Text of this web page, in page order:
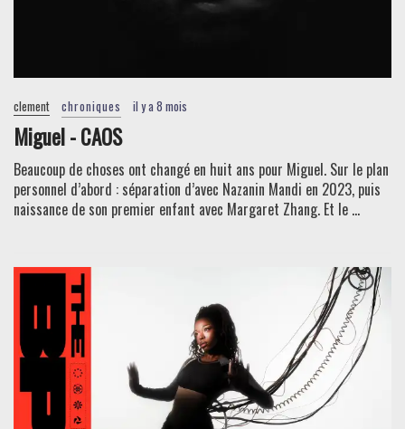
clement chroniques il y a 8 mois
Miguel - CAOS
Beaucoup de choses ont changé en huit ans pour Miguel. Sur le plan
personnel d’abord : séparation d’avec Nazanin Mandi en 2023, puis
naissance de son premier enfant avec Margaret Zhang. Et le ...